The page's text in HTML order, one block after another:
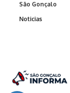
São Gonçalo
Noticias